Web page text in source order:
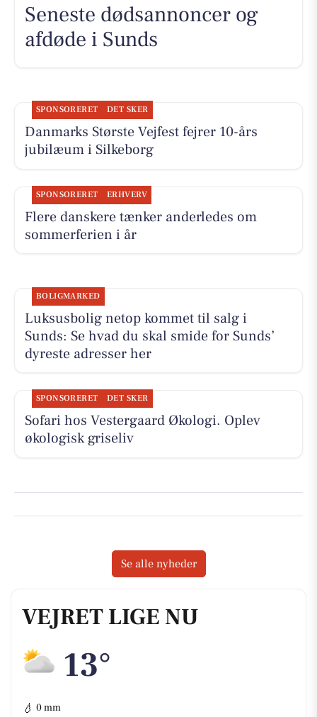
VEJRET LIGE NU
13°
💧 0 mm
Seneste dødsannoncer og
afdøde i Sunds
SPONSORERET DET SKER
Danmarks Største Vejfest fejrer 10-års
jubilæum i Silkeborg
SPONSORERET ERHVERV
Flere danskere tænker anderledes om
sommerferien i år
BOLIGMARKED
Luksusbolig netop kommet til salg i
Sunds: Se hvad du skal smide for Sunds’
dyreste adresser her
SPONSORERET DET SKER
Sofari hos Vestergaard Økologi. Oplev
økologisk griseliv
Se alle nyheder